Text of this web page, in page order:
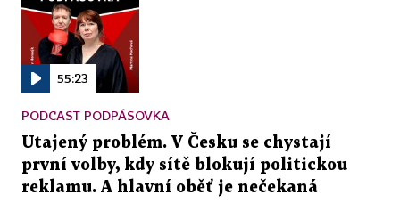
55:23
PODCAST PODPÁSOVKA
Utajený problém. V Česku se chystají
první volby, kdy sítě blokují politickou
reklamu. A hlavní oběť je nečekaná